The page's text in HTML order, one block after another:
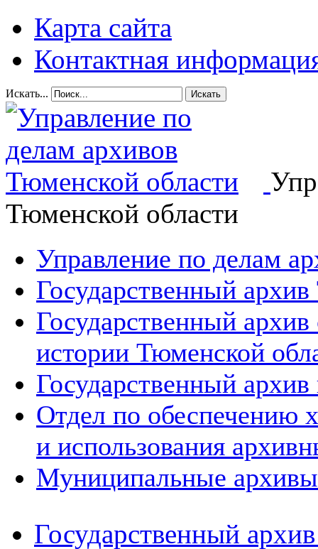
Карта сайта
Контактная
Искать... Искать
Тюменской области
Управление по делам
Государственный
Государственный
истории Тюменской
Государственный архив
Отдел по обеспечению
и использования
Муниципальные архивы
Государственный